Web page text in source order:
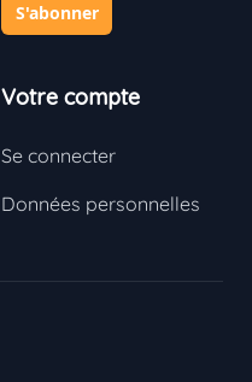
S'abonner
Votre compte
Se connecter
Données personnelles